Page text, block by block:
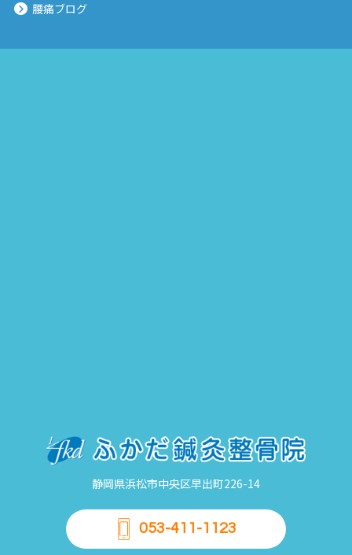
腰痛ブログ
静岡県浜松市中央区早出町226-14
053-411-1123